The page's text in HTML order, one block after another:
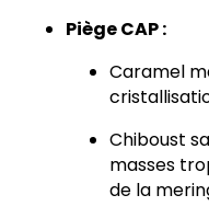
Piège CAP :
Caramel
Chiboust
masses
de la